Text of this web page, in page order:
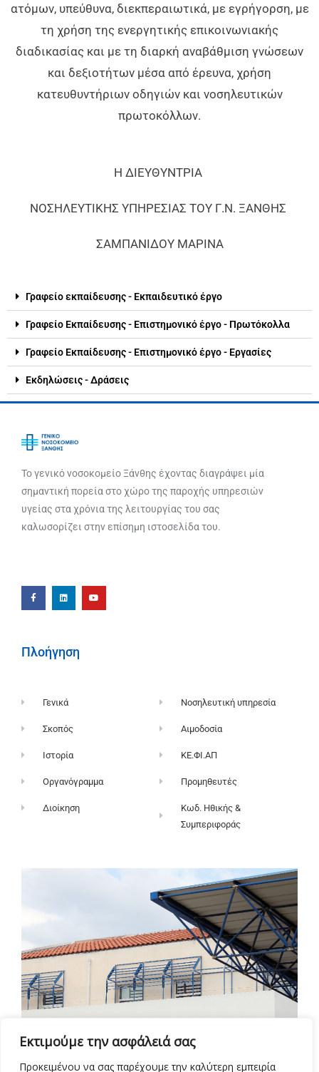
Εκτιμούμε την ασφάλειά σας
Προκειμένου να σας παρέχουμε την καλύτερη εμπειρία
ατόμων, υπεύθυνα, διεκπεραιωτικά, με εγρήγορση, με
τη χρήση της ενεργητικής επικοινωνιακής
διαδικασίας και με τη διαρκή αναβάθμιση γνώσεων
και δεξιοτήτων μέσα από έρευνα, χρήση
κατευθυντήριων οδηγιών και νοσηλευτικών
πρωτοκόλλων.
Η ΔΙΕΥΘΥΝΤΡΙΑ
ΝΟΣΗΛΕΥΤΙΚΗΣ ΥΠΗΡΕΣΙΑΣ ΤΟΥ Γ.Ν. ΞΑΝΘΗΣ
ΣΑΜΠΑΝΙΔΟΥ ΜΑΡΙΝΑ
Γραφείο εκπαίδευσης - Εκπαιδευτικό έργο
Γραφείο Εκπαίδευσης - Επιστημονικό έργο - Πρωτόκολλα
Γραφείο Εκπαίδευσης - Επιστημονικό έργο - Εργασίες
Εκδηλώσεις - Δράσεις
Το γενικό νοσοκομείο Ξάνθης έχοντας διαγράψει μία
σημαντική πορεία στο χώρο της παροχής υπηρεσιών
υγείας στα χρόνια της λειτουργίας του σας
καλωσορίζει στην επίσημη ιστοσελίδα του.
Πλοήγηση
Γενικά
Σκοπός
Ιστορία
Οργανόγραμμα
Διοίκηση
Νοσηλευτική υπηρεσία
Αιμοδοσία
ΚΕ.ΦΙ.ΑΠ
Προμηθευτές
Κωδ. Ηθικής &
Συμπεριφοράς